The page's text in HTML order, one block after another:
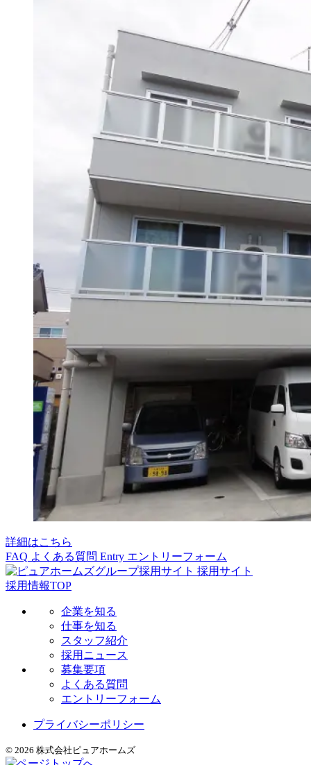
詳細はこちら
FAQ よくある質問 Entry エントリーフォーム
採用サイト
採用情報TOP
企業を知る
仕事を知る
スタッフ紹介
採用ニュース
募集要項
よくある質問
エントリーフォーム
プライバシーポリシー
© 2026 株式会社ピュアホームズ